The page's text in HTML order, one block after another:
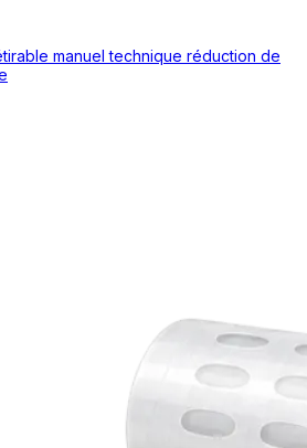
manuel technique réduction de